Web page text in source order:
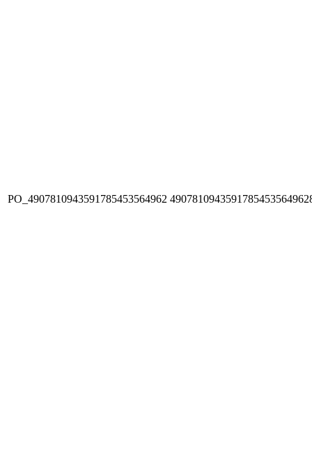
PO_4907810943591785453564962